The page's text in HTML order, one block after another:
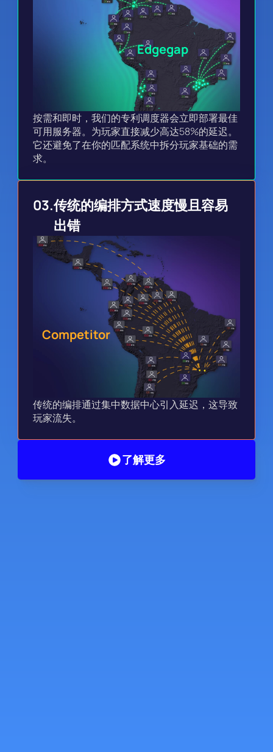
按需和即时，我们的专利调度器会立即部署最佳
可用服务器。为玩家直接减少高达58%的延迟。
它还避免了在你的匹配系统中拆分玩家基础的需
求。
Edgegap
03.传统的编排方式速度慢且容易
出错
传统的编排通过集中数据中心引入延迟，这导致
玩家流失。
Competitor
了解更多